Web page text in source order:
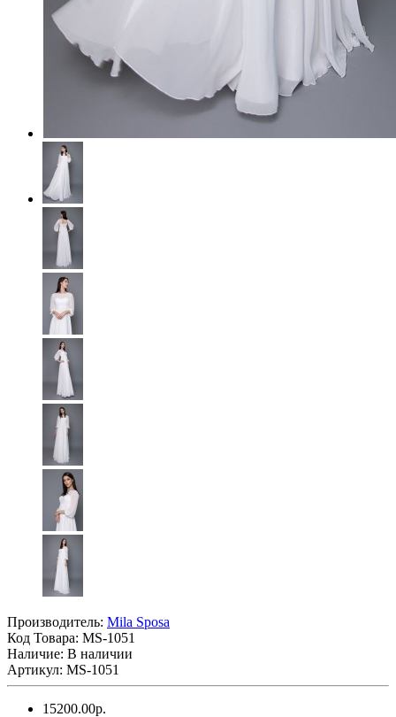
Производитель: Mila Sposa
Код Товара: MS-1051
Наличие: В наличии
Артикул: MS-1051
15200.00р.